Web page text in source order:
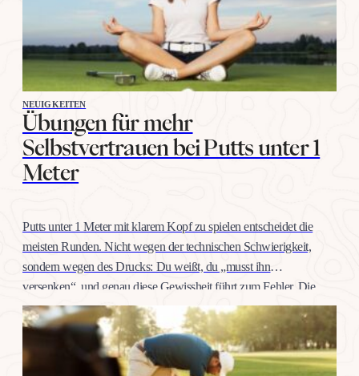
NEUIGKEITEN
Übungen für mehr
Selbstvertrauen bei Putts unter 1
Meter
Putts unter 1 Meter mit klarem Kopf zu spielen entscheidet die
meisten Runden. Nicht wegen der technischen Schwierigkeit,
sondern wegen des Drucks: Du weißt, du „musst ihn
versenken“, und genau diese Gewissheit führt zum Fehler. Die
gute Nachricht: Selbstvertrauen auf dieser Distanz trainiert man
wie jeden anderen Schlag, mit konkreten Übungen, nicht mit
Willenskraft. Warum…